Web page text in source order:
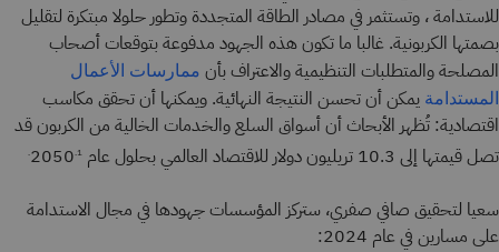
للاستدامة ، وتستثمر في مصادر الطاقة المتجددة وتطور حلولا مبتكرة لتقليل
بصمتها الكربونية. غالبا ما تكون هذه الجهود مدفوعة بتوقعات أصحاب
المصلحة والمتطلبات التنظيمية والاعتراف بأن ممارسات الأعمال
المستدامة يمكن أن تحسن النتيجة النهائية. ويمكنها أن تحقق مكاسب
اقتصادية: تُظهر الأبحاث أن أسواق السلع والخدمات الخالية من الكربون قد
تصل قيمتها إلى 10.3 تريليون دولار للاقتصاد العالمي بحلول عام 2050
.1.
سعيا لتحقيق صافي صفري، ستركز المؤسسات جهودها في مجال الاستدامة
على مسارين في عام 2024: